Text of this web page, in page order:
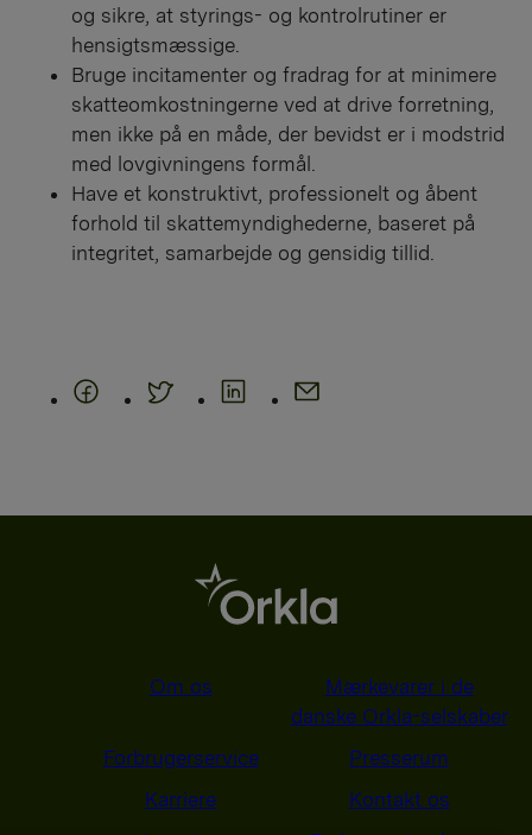
og sikre, at styrings- og kontrolrutiner er
hensigtsmæssige.
Bruge incitamenter og fradrag for at minimere
skatteomkostningerne ved at drive forretning,
men ikke på en måde, der bevidst er i modstrid
med lovgivningens formål.
Have et konstruktivt, professionelt og åbent
forhold til skattemyndighederne, baseret på
integritet, samarbejde og gensidig tillid.
Om os
Mærkevarer i de
danske Orkla-selskaber
Forbrugerservice
Presserum
Karriere
Kontakt os